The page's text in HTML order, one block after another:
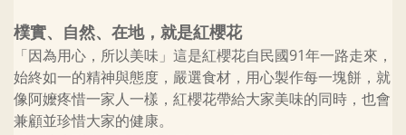
樸實、自然、在地，就是紅櫻花
「因為用心，所以美味」這是紅櫻花自民國91年一路走來，
始終如一的精神與態度，嚴選食材，用心製作每一塊餅，就
像阿嬤疼惜一家人一樣，紅櫻花帶給大家美味的同時，也會
兼顧並珍惜大家的健康。